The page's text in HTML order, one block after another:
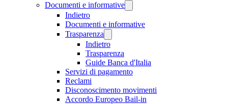
Documenti e informative
Indietro
Documenti e informative
Trasparenza
Indietro
Trasparenza
Guide Banca d'Italia
Servizi di pagamento
Reclami
Disconoscimento movimenti
Accordo Europeo Bail-in